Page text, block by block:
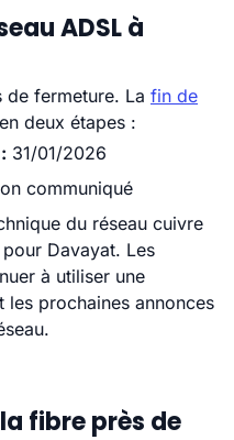
ADSL à
de fermeture. La fin de
deux étapes :
31/01/2026
communiqué
du réseau cuivre
Davayat. Les
à utiliser une
les prochaines annonces
fibre près de